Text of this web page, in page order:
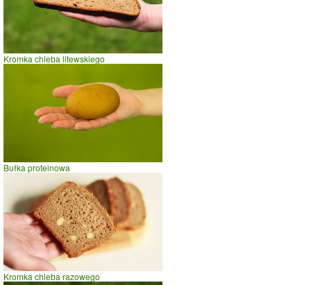
Kromka chleba litewskiego
Bułka proteinowa
Kromka chleba razowego